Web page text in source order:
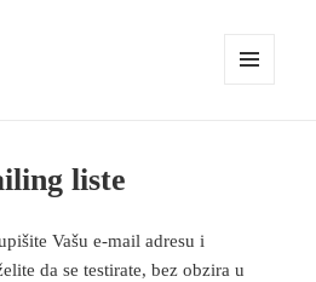
liste
Vašu e-mail adresu i
da se testirate, bez obzira u